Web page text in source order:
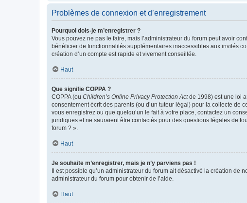
Problèmes de connexion et d’enregistrement
Pourquoi dois-je m’enregistrer ?
Vous pouvez ne pas le faire, mais l’administrateur du forum peut avoir
bénéficier de fonctionnalités supplémentaires inaccessibles aux invités
création d’un compte est rapide et vivement conseillée.
Haut
Que signifie COPPA ?
COPPA (ou Children’s Online Privacy Protection Actde 1998) est une loi
consentement écrit des parents (ou d’un tuteur légal) pour la collecte de
vous enregistrez ou que quelqu’un le fait à votre place, contactez un
juridiques et ne sauraient être contactés pour des questions légales de
forum ? ».
Haut
Je souhaite m’enregistrer, mais je n’y parviens pas !
Il est possible qu’un administrateur du forum ait désactivé la création de
administrateur du forum pour obtenir de l’aide.
Haut